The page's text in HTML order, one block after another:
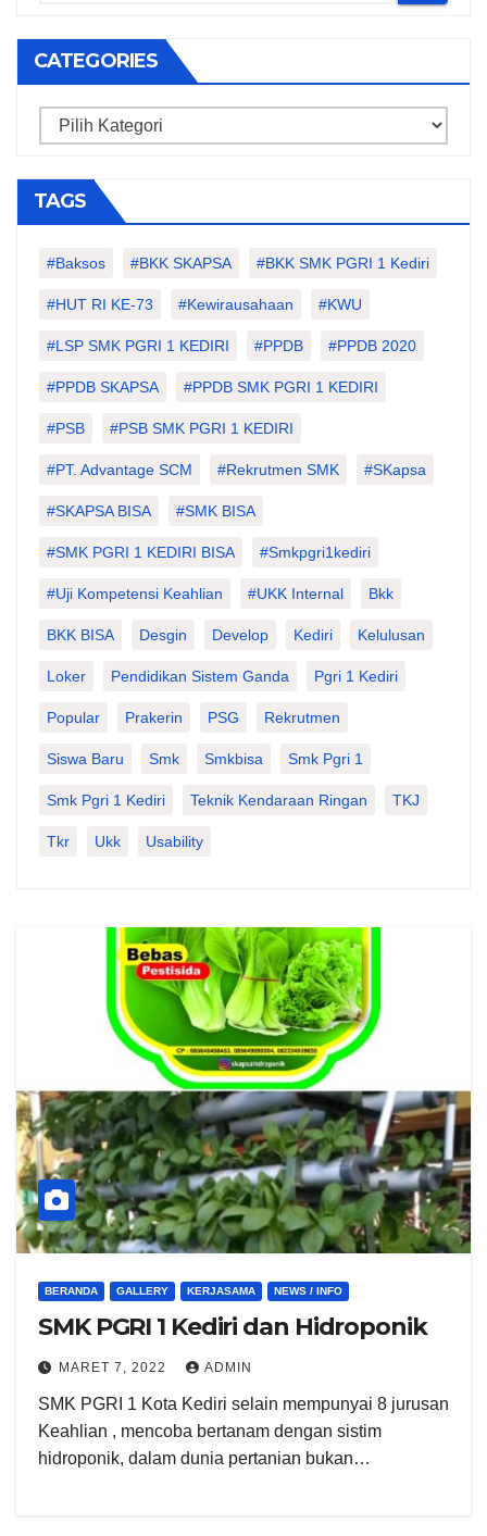
CATEGORIES
Categories
TAGS
#Baksos #BKK SKAPSA #BKK SMK PGRI 1 Kediri
#HUT RI KE-73 #kewirausahaan #KWU
#LSP SMK PGRI 1 KEDIRI #PPDB #PPDB 2020
#PPDB SKAPSA #PPDB SMK PGRI 1 KEDIRI
#PSB #PSB SMK PGRI 1 KEDIRI
#PT. Advantage SCM #Rekrutmen SMK #SKapsa
#SKAPSA BISA #SMK BISA
#SMK PGRI 1 KEDIRI BISA #smkpgri1kediri
#Uji Kompetensi Keahlian #UKK Internal Bkk
BKK BISA Desgin Develop Kediri Kelulusan
Loker Pendidikan Sistem Ganda Pgri 1 Kediri
Popular Prakerin PSG Rekrutmen
Siswa Baru Smk Smkbisa Smk Pgri 1
Smk Pgri 1 Kediri Teknik Kendaraan Ringan TKJ
Tkr Ukk Usability
BERANDA GALLERY KERJASAMA NEWS / INFO
SMK PGRI 1 Kediri dan Hidroponik
MARET 7, 2022 ADMIN
SMK PGRI 1 Kota Kediri selain mempunyai 8 jurusan
Keahlian , mencoba bertanam dengan sistim
hidroponik, dalam dunia pertanian bukan…